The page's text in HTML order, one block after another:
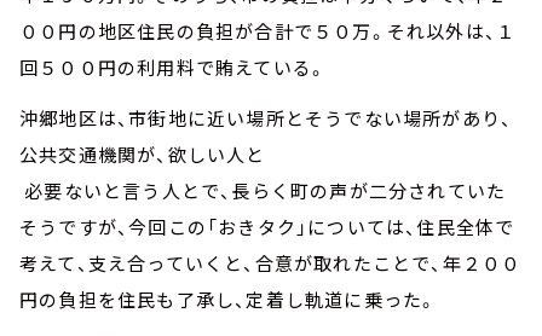
００円の地区住民の負担が合計で５０万。それ以外は、１
回５００円の利用料で賄えている。
沖郷地区は、市街地に近い場所とそうでない場所があり、
公共交通機関が、欲しい人と
必要ないと言う人とで、長らく町の声が二分されていた
そうですが、今回この「おきタク」については、住民全体で
考えて、支え合っていくと、合意が取れたことで、年２００
円の負担を住民も了承し、定着し軌道に乗った。